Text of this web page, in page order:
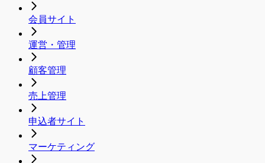
会員サイト
運営・管理
顧客管理
売上管理
申込者サイト
マーケティング